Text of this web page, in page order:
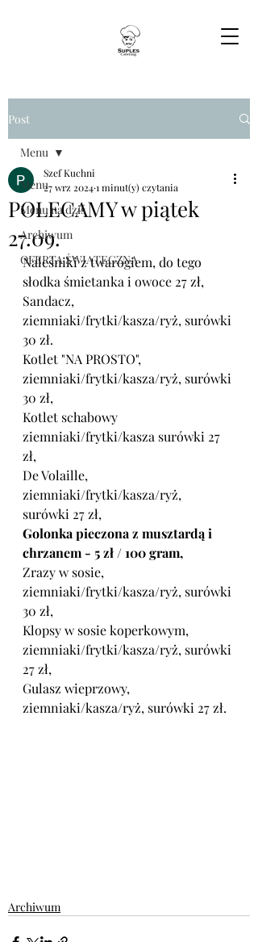
Post
Menu
Menu na dziś
Archiwum
OFERTA ŚWIĄTECZNA
Menu
POLECAMY w piątek
27.09.
Szef Kuchni
27 wrz 20241 minut(y) czytania
Naleśniki z twarogiem, do tego
słodka śmietanka i owoce 27 zł,
Sandacz,
ziemniaki/frytki/kasza/ryż, surówki
30 zł.
Kotlet "NA PROSTO",
ziemniaki/frytki/kasza/ryż, surówki
30 zł,
Kotlet schabowy
ziemniaki/frytki/kasza surówki 27
zł,
De Volaille,
ziemniaki/frytki/kasza/ryż,
surówki 27 zł,
Golonka pieczona z musztardą i
chrzanem - 5 zł / 100 gram,
Zrazy w sosie,
ziemniaki/frytki/kasza/ryż, surówki
30 zł,
Klopsy w sosie koperkowym,
ziemniaki/frytki/kasza/ryż, surówki
27 zł,
Gulasz wieprzowy,
ziemniaki/kasza/ryż, surówki 27 zł.
Archiwum